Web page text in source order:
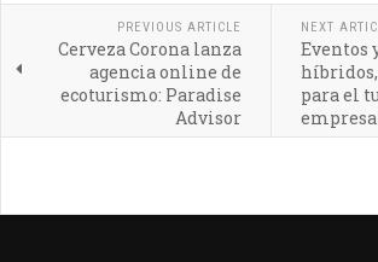
PREVIOUS ARTICLE
Cerveza Corona lanza
agencia online de
ecoturismo: Paradise
Advisor
NEXT
Eventos
para el